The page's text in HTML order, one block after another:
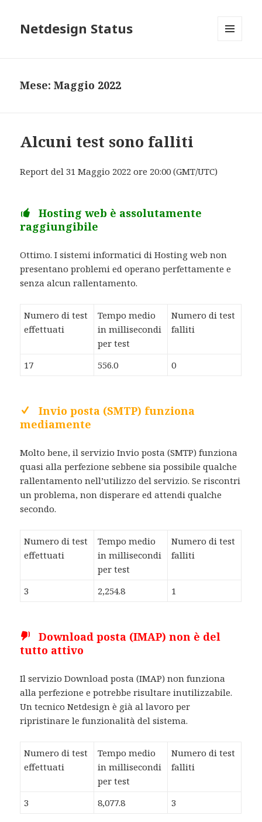
Netdesign Status
Mese: Maggio 2022
Alcuni test sono falliti
Report del 31 Maggio 2022 ore 20:00 (GMT/UTC)
Hosting web è assolutamente
raggiungibile
Ottimo. I sistemi informatici di Hosting web non
presentano problemi ed operano perfettamente e
senza alcun rallentamento.
Numero di test
effettuati
Tempo medio
in millisecondi
per test
Numero di test
falliti
17 556.0 0
Invio posta (SMTP) funziona
mediamente
Molto bene, il servizio Invio posta (SMTP) funziona
quasi alla perfezione sebbene sia possibile qualche
rallentamento nell’utilizzo del servizio. Se riscontri
un problema, non disperare ed attendi qualche
secondo.
Numero di test
effettuati
Tempo medio
in millisecondi
per test
Numero di test
falliti
3 2,254.8 1
Download posta (IMAP) non è del
tutto attivo
Il servizio Download posta (IMAP) non funziona
alla perfezione e potrebbe risultare inutilizzabile.
Un tecnico Netdesign è già al lavoro per
ripristinare le funzionalità del sistema.
Numero di test
effettuati
Tempo medio
in millisecondi
per test
Numero di test
falliti
3 8,077.8 3